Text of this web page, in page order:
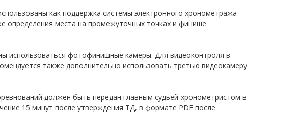
как поддержка системы электронного хронометража
определения места на промежуточных точках и финише
использоваться фотофинишные камеры. Для видеоконтроля в
также дополнительно использовать третью видеокамеру
должен быть передан главным судьей-хронометристом в
15 минут после утверждения ТД, в формате PDF после